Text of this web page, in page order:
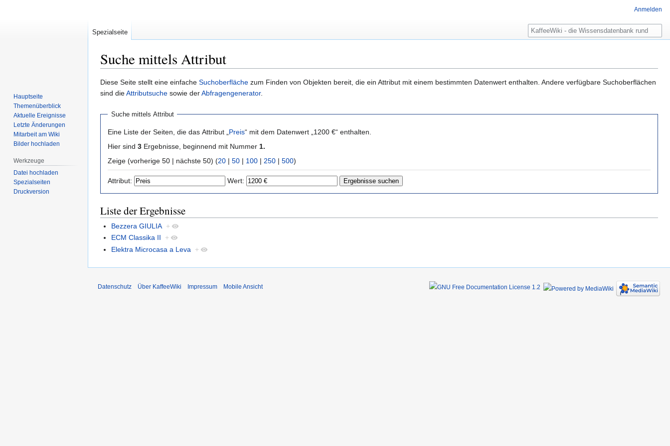
Suche mittels Attribut
Zur
Navigation
Zur
Suche
Diese Seite stellt eine einfache Suchoberfläche zum Finden von Objekten bereit, die ein Attribut mit einem bestimmten Datenwert enthalten. Andere verfügbare Suchoberflächen
sind dieAttributsuche sowie derAbfragengenerator.
Suche mittels Attribut
Eine Liste der Seiten, die das Attribut „ Preis“ mit dem Datenwert „1200 €“ enthalten.
Hier sind 3 Ergebnisse, beginnend mit Nummer 1.
Zeige (vorherige 50 | nächste 50) (20 | 50 | 100 | 250 | 500)
Attribut: Wert:
Liste der Ergebnisse
Bezzera GIULIA +
ECM Classika II
+
Elektra Microcasa a Leva
+
Anmelden
Spezialseite
Suche
Hauptseite
Themenüberblick
Aktuelle Ereignisse
Letzte Änderungen
Mitarbeit am Wiki
Bilder hochladen
Werkzeuge
Datei hochladen
Spezialseiten
Druckversion
Datenschutz Über KaffeeWiki Impressum Mobile Ansicht